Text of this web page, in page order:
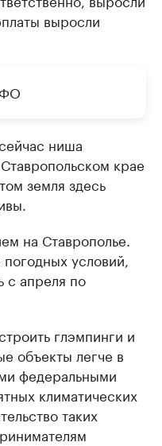
выросли
ниша
крае
земля здесь
на Ставрополье.
условий,
с апреля по
глэмпинги и
объекты легче в
федеральными
климатических
таких